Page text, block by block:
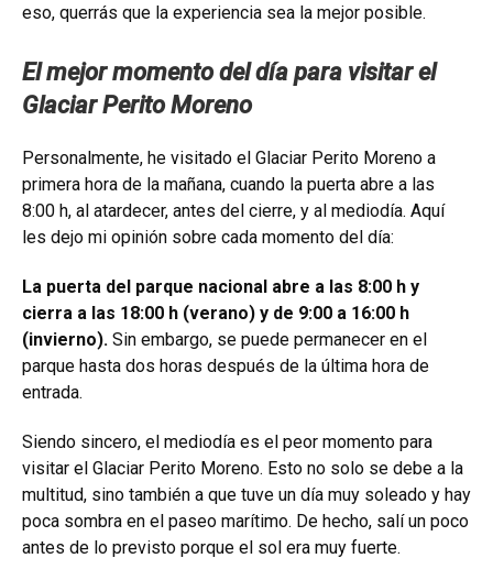
eso, querrás que la experiencia sea la mejor posible.
El mejor momento del día para visitar el
Glaciar Perito Moreno
Personalmente, he visitado el Glaciar Perito Moreno a
primera hora de la mañana, cuando la puerta abre a las
8:00 h, al atardecer, antes del cierre, y al mediodía. Aquí
les dejo mi opinión sobre cada momento del día:
La puerta del parque nacional abre a las 8:00 h y
cierra a las 18:00 h (verano) y de 9:00 a 16:00 h
(invierno). Sin embargo, se puede permanecer en el
parque hasta dos horas después de la última hora de
entrada.
Siendo sincero, el mediodía es el peor momento para
visitar el Glaciar Perito Moreno. Esto no solo se debe a la
multitud, sino también a que tuve un día muy soleado y hay
poca sombra en el paseo marítimo. De hecho, salí un poco
antes de lo previsto porque el sol era muy fuerte.